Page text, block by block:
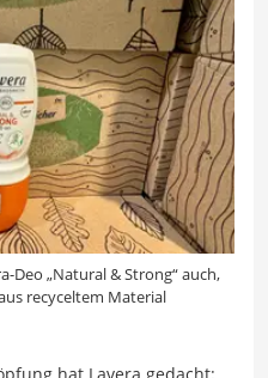
Deo „Natural & Strong“ auch,
recyceltem Material
hat Lavera gedacht: